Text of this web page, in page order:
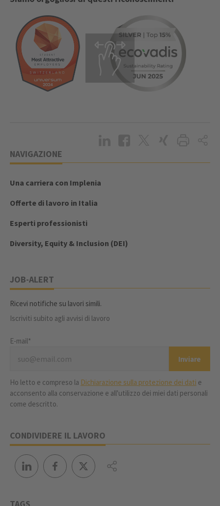
NAVIGAZIONE
Una carriera con Implenia
Offerte di lavoro in Italia
Esperti professionisti
Diversity, Equity & Inclusion (DEI)
JOB-ALERT
Ricevi notifiche su lavori simili.
Iscriviti subito agli avvisi di lavoro
E-mail*
Ho letto e compreso la Dichiarazione sulla protezione dei dati e
acconsento alla conservazione e all'utilizzo dei miei dati personali
come descritto.
CONDIVIDERE IL LAVORO